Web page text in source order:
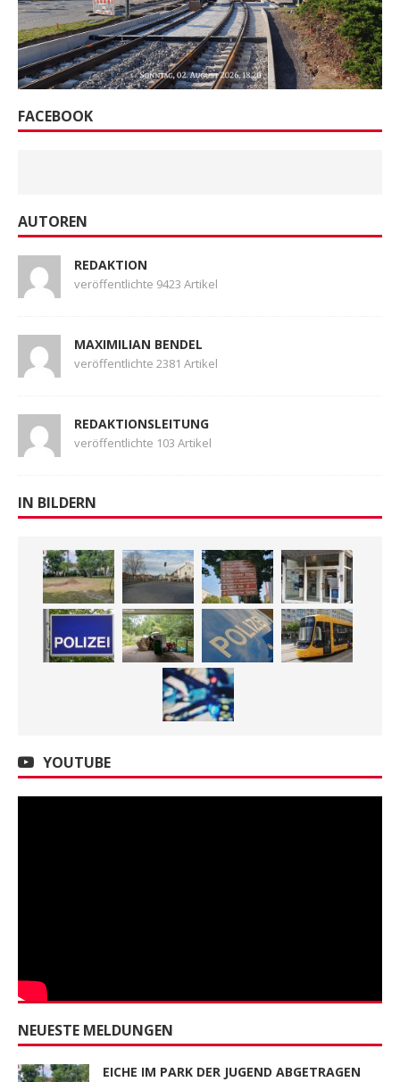
FACEBOOK
AUTOREN
REDAKTION
veröffentlichte 9423 Artikel
MAXIMILIAN BENDEL
veröffentlichte 2381 Artikel
REDAKTIONSLEITUNG
veröffentlichte 103 Artikel
IN BILDERN
YOUTUBE
NEUESTE MELDUNGEN
EICHE IM PARK DER JUGEND ABGETRAGEN